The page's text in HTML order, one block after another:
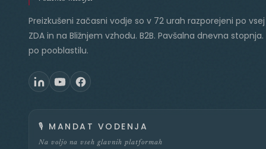
Preizkušeni začasni vodje so v 72 urah razporejeni po vsej
ZDA in na Bližnjem vzhodu. B2B. Pavšalna dnevna
po pooblastilu.
🎙️ MANDAT VODENJA
Na voljo na vseh glavnih platformah